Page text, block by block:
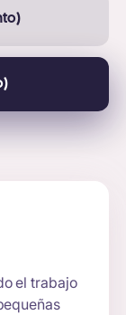
el trabajo